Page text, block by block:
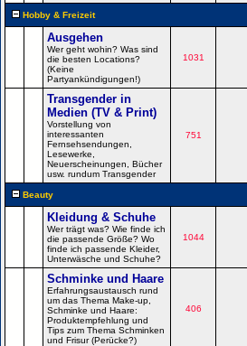
Hobby & Freizeit
Ausgehen
Wer geht wohin? Was sind
die besten Locations?
(Keine
Partyankündigungen!)
1031
Transgender in
Medien (TV & Print)
Vorstellung von
interessanten
Fernsehsendungen,
Lesewerke,
Neuerscheinungen, Bücher
usw. rundum Transgender
751
Beauty
Kleidung & Schuhe
Wer trägt was? Wie finde ich
die passende Größe? Wo
finde ich passende Kleider,
Unterwäsche und Schuhe?
1044
Schminke und Haare
Erfahrungsaustausch rund
um das Thema Make-up,
Schminke und Haare:
Produktempfehlung und
Tips zum Thema Schminken
und Frisur (Perücke?)
406